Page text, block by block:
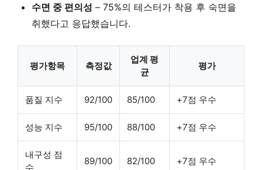
수면 중 편의성 – 75%의 테스터가 착용 후 숙면을
취했다고 응답했습니다.
평가항목 측정값
업계 평
균
평가
품질 지수 92/100 85/100 +7점 우수
성능 지수 95/100 88/100 +7점 우수
내구성 점
수
89/100 82/100 +7점 우수